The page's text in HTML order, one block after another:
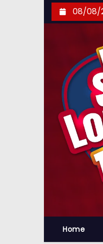
k
08/08/
Home